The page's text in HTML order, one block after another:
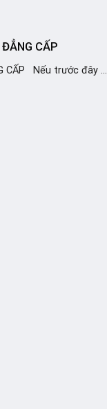
CẤP
CẤP Nếu trước đây ...